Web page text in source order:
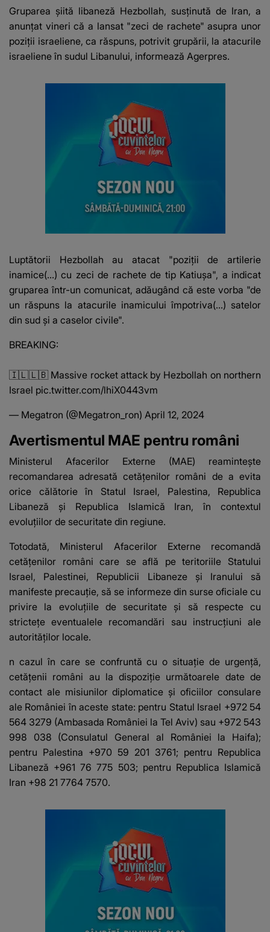
Gruparea şiită libaneză Hezbollah, susţinută de Iran, a
anunţat vineri că a lansat "zeci de rachete" asupra unor
poziţii israeliene, ca răspuns, potrivit grupării, la atacurile
israeliene în sudul Libanului, informează Agerpres.
Luptătorii Hezbollah au atacat "poziţii de artilerie
inamice(...) cu zeci de rachete de tip Katiuşa", a indicat
gruparea într-un comunicat, adăugând că este vorba "de
un răspuns la atacurile inamicului împotriva(...) satelor
din sud şi a caselor civile".
BREAKING:
🇮🇱🇱🇧 Massive rocket attack by Hezbollah on northern
Israel pic.twitter.com/lhiX0443vm
— Megatron (@Megatron_ron) April 12, 2024
Avertismentul MAE pentru români
Ministerul Afacerilor Externe (MAE) reaminteşte
recomandarea adresată cetăţenilor români de a evita
orice călătorie în Statul Israel, Palestina, Republica
Libaneză şi Republica Islamică Iran, în contextul
evoluţiilor de securitate din regiune.
Totodată, Ministerul Afacerilor Externe recomandă
cetăţenilor români care se află pe teritoriile Statului
Israel, Palestinei, Republicii Libaneze şi Iranului să
manifeste precauţie, să se informeze din surse oficiale cu
privire la evoluţiile de securitate şi să respecte cu
stricteţe eventualele recomandări sau instrucţiuni ale
autorităţilor locale.
n cazul în care se confruntă cu o situaţie de urgenţă,
cetăţenii români au la dispoziţie următoarele date de
contact ale misiunilor diplomatice şi oficiilor consulare
ale României în aceste state: pentru Statul Israel +972 54
564 3279 (Ambasada României la Tel Aviv) sau +972 543
998 038 (Consulatul General al României la Haifa);
pentru Palestina +970 59 201 3761; pentru Republica
Libaneză +961 76 775 503; pentru Republica Islamică
Iran +98 21 7764 7570.